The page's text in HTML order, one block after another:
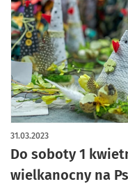
Do soboty 1
wielkanocny na
31.03.2023
artykuł z galerią zdjęć